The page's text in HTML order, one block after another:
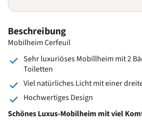
Beschreibung
Mobilheim Cerfeuil
Sehr luxuriöses Mobillheim mit 2
Toiletten
Viel natürliches Licht mit einer
Hochwertiges Design
Schönes Luxus-Mobilheim mit viel